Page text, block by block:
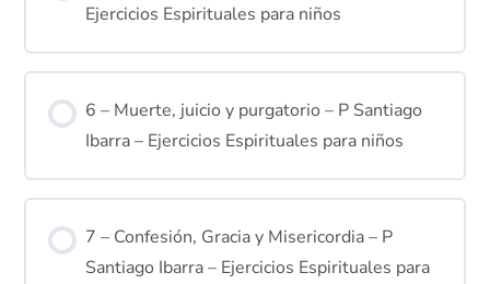
Ejercicios Espirituales para niños
6 – Muerte, juicio y purgatorio – P Santiago
Ibarra – Ejercicios Espirituales para niños
7 – Confesión, Gracia y Misericordia – P
Santiago Ibarra – Ejercicios Espirituales para